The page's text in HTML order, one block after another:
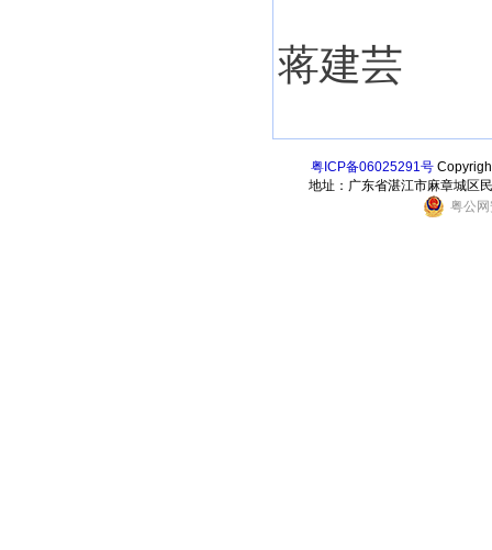
蒋建芸
粤ICP备06025291号
地址：广东省湛江市麻章城区
粤公